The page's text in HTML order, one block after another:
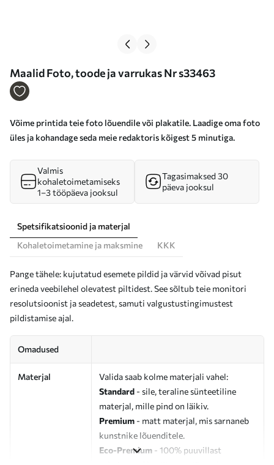
Maalid Foto, toode ja varrukas Nr s33463
Võime printida teie foto lõuendile või plakatile. Laadige oma foto
üles ja kohandage seda meie redaktoris kõigest 5 minutiga.
Valmis
kohaletoimetamiseks
1–3 tööpäeva jooksul
Tagasimaksed 30
päeva jooksul
Spetsifikatsioonid ja materjal
Kohaletoimetamine ja maksmine
KKK
Pange tähele: kujutatud esemete pildid ja värvid võivad pisut
erineda veebilehel olevatest piltidest. See sõltub teie monitori
resolutsioonist ja seadetest, samuti valgustustingimustest
pildistamise ajal.
Omadused
Materjal
Valida saab kolme materjali vahel:
Standard - sile, teraline sünteetiline
materjal, mille pind on läikiv.
Premium - matt materjal, mis sarnaneb
kunstnike lõuenditele.
Eco-Premium - 100% puuvillast